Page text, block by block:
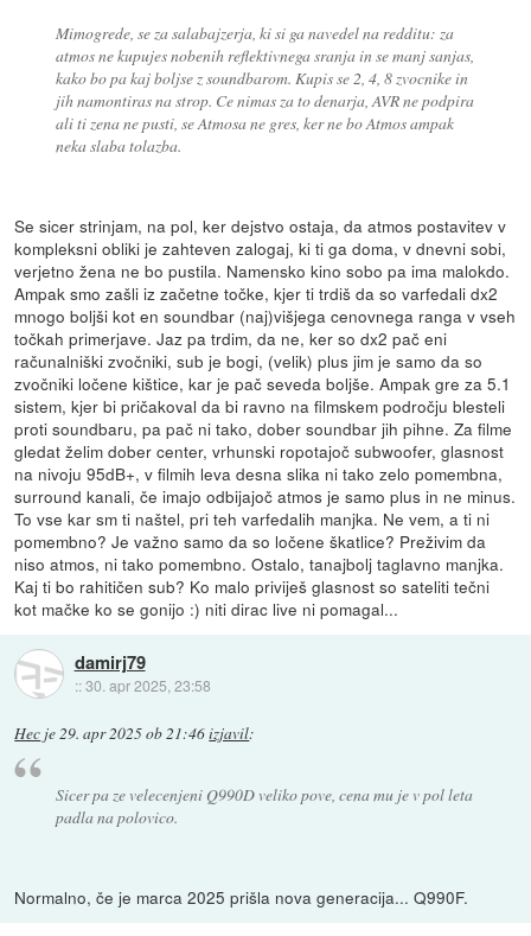
Mimogrede, se za salabajzerja, ki si ga navedel na redditu: za
atmos ne kupujes nobenih reflektivnega sranja in se manj sanjas,
kako bo pa kaj boljse z soundbarom. Kupis se 2, 4, 8 zvocnike in
jih namontiras na strop. Ce nimas za to denarja, AVR ne podpira
ali ti zena ne pusti, se Atmosa ne gres, ker ne bo Atmos ampak
neka slaba tolazba.
Se sicer strinjam, na pol, ker dejstvo ostaja, da atmos postavitev v
kompleksni obliki je zahteven zalogaj, ki ti ga doma, v dnevni sobi,
verjetno žena ne bo pustila. Namensko kino sobo pa ima malokdo.
Ampak smo zašli iz začetne točke, kjer ti trdiš da so varfedali dx2
mnogo boljši kot en soundbar (naj)višjega cenovnega ranga v vseh
točkah primerjave. Jaz pa trdim, da ne, ker so dx2 pač eni
računalniški zvočniki, sub je bogi, (velik) plus jim je samo da so
zvočniki ločene kištice, kar je pač seveda boljše. Ampak gre za 5.1
sistem, kjer bi pričakoval da bi ravno na filmskem področju blesteli
proti soundbaru, pa pač ni tako, dober soundbar jih pihne. Za filme
gledat želim dober center, vrhunski ropotajoč subwoofer, glasnost
na nivoju 95dB+, v filmih leva desna slika ni tako zelo pomembna,
surround kanali, če imajo odbijajoč atmos je samo plus in ne minus.
To vse kar sm ti naštel, pri teh varfedalih manjka. Ne vem, a ti ni
pomembno? Je važno samo da so ločene škatlice? Preživim da
niso atmos, ni tako pomembno. Ostalo, tanajbolj taglavno manjka.
Kaj ti bo rahitičen sub? Ko malo priviješ glasnost so sateliti tečni
kot mačke ko se gonijo :) niti dirac live ni pomagal...
damirj79
::30. apr 2025, 23:58
Hec je29. apr 2025 ob 21:46izjavil:
Sicer pa ze velecenjeni Q990D veliko pove, cena mu je v pol leta
padla na polovico.
Normalno, če je marca 2025 prišla nova generacija... Q990F.